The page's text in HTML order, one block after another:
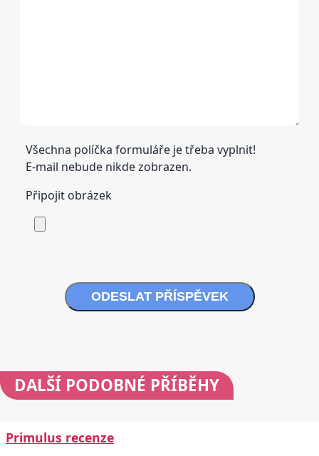
Všechna políčka formuláře je třeba vyplnit!
E-mail nebude nikde zobrazen.
Připojit obrázek
ODESLAT PŘÍSPĚVEK
DALŠÍ PODOBNÉ PŘÍBĚHY
Primulus recenze